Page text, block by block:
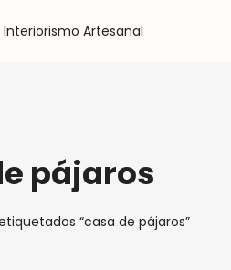
pájaros
“casa de pájaros”